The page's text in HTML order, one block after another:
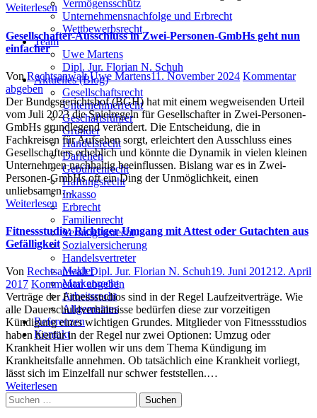
Vermögensschutz
Unternehmensnachfolge und Erbrecht
Wettbewerbsrecht
Team
Uwe Martens
Dipl. Jur. Florian N. Schuh
Aktuelles (Blog)
Gesellschaftsrecht
Unternehmerrecht
Geschäftsführer
Gründer
Handelsrecht
Darlehen
Gebührenrecht
Haftungsrecht
Inkasso
Erbrecht
Familienrecht
Vermögensrecht
Sozialversicherung
Handelsvertreter
Makler
Markenrecht
Arbeitsrecht
Allgemeines
Referenzen
Kontakt
Weiterlesen
Gesellschafter-Ausschluss in Zwei-Personen-GmbHs geht nun
einfacher
Author
VonRechtsanwalt Uwe MartensPosted
11. November 2024 Kommentar
abgeben
Der Bundesgerichtshof (BGH) hat mit einem wegweisenden Urteil
vom Juli 2023 die Spielregeln für Gesellschafter in Zwei-Personen-
GmbHs grundlegend verändert. Die Entscheidung, die in
Fachkreisen für Aufsehen sorgt, erleichtert den Ausschluss eines
Gesellschafters erheblich und könnte die Dynamik in vielen kleinen
Unternehmen nachhaltig beeinflussen. Bislang war es in Zwei-
Personen-GmbHs oft ein Ding der Unmöglichkeit, einen
unliebsamen…
Weiterlesen
Fitnessstudio: Richtiger Umgang mit Attest oder Gutachten aus
Gefälligkeit
Author
Von Rechtsanwalt Dipl. Jur. Florian N. SchuhPosted
19. Juni 201212. April
2017 Kommentar abgeben
Verträge der Fitnessstudios sind in der Regel Laufzeitverträge. Wie
alle Dauerschuldverhältnisse bedürfen diese zur vorzeitigen
Kündigung eines wichtigen Grundes. Mitglieder von Fitnessstudios
haben hierfür in der Regel nur zwei Optionen: Umzug oder
Krankheit Hier wollen wir uns dem Thema Kündigung im
Krankheitsfalle annehmen. Ob tatsächlich eine Krankheit vorliegt,
lässt sich im Einzelfall nur schwer feststellen.…
Weiterlesen
Suchen
nach: